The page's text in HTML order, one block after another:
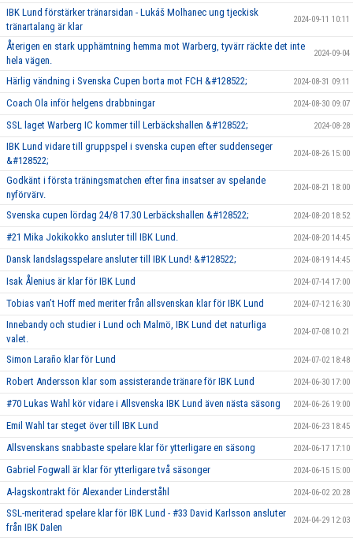
IBK Lund förstärker tränarsidan - Lukáš Molhanec ung tjeckisk
tränartalang är klar
2024-09-11 10:11
Återigen en stark upphämtning hemma mot Warberg, tyvärr räckte det inte
hela vägen.
2024-09-04
Härlig vändning i Svenska Cupen borta mot FCH &#128522; 2024-08-31 09:11
Coach Ola inför helgens drabbningar 2024-08-30 09:07
SSL laget Warberg IC kommer till Lerbäckshallen &#128522; 2024-08-28
IBK Lund vidare till gruppspel i svenska cupen efter suddenseger
&#128522;
2024-08-26 15:00
Godkänt i första träningsmatchen efter fina insatser av spelande
nyförvärv.
2024-08-21 18:00
Svenska cupen lördag 24/8 17.30 Lerbäckshallen &#128522; 2024-08-20 18:52
#21 Mika Jokikokko ansluter till IBK Lund. 2024-08-20 14:45
Dansk landslagsspelare ansluter till IBK Lund! &#128522; 2024-08-19 14:45
Isak Ålenius är klar för IBK Lund 2024-07-14 17:00
Tobias van’t Hoff med meriter från allsvenskan klar för IBK Lund 2024-07-12 16:30
Innebandy och studier i Lund och Malmö, IBK Lund det naturliga
valet.
2024-07-08 10:21
Simon Laraño klar för Lund 2024-07-02 18:48
Robert Andersson klar som assisterande tränare för IBK Lund 2024-06-30 17:00
#70 Lukas Wahl kör vidare i Allsvenska IBK Lund även nästa säsong 2024-06-26 19:00
Emil Wahl tar steget över till IBK Lund 2024-06-23 18:45
Allsvenskans snabbaste spelare klar för ytterligare en säsong 2024-06-17 17:10
Gabriel Fogwall är klar för ytterligare två säsonger 2024-06-15 15:00
A-lagskontrakt för Alexander Linderståhl 2024-06-02 20:28
SSL-meriterad spelare klar för IBK Lund - #33 David Karlsson ansluter
från IBK Dalen
2024-04-29 12:03